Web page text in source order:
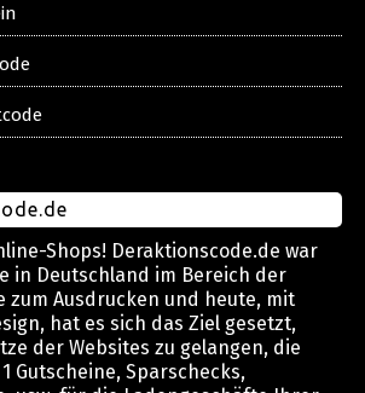
Shops! Deraktionscode.de war
in Deutschland im Bereich der
zum Ausdrucken und heute, mit
hat es sich das Ziel gesetzt,
der Websites zu gelangen, die
Gutscheine, Sparschecks,